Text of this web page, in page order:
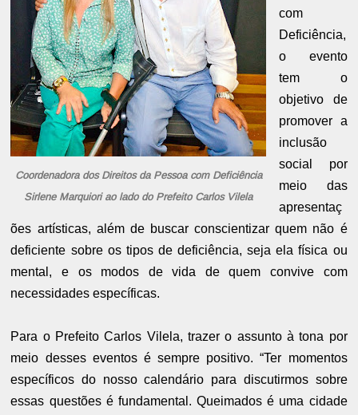
Coordenadora dos Direitos da Pessoa com Deficiência
Sirlene Marquiori ao lado do Prefeito Carlos Vilela
com
Deficiência,
o evento
tem o
objetivo de
promover a
inclusão
social por
meio das
apresentaç
ões artísticas, além de buscar conscientizar quem não é
deficiente sobre os tipos de deficiência, seja ela física ou
mental, e os modos de vida de quem convive com
necessidades específicas.
Para o Prefeito Carlos Vilela, trazer o assunto à tona por
meio desses eventos é sempre positivo. “Ter momentos
específicos do nosso calendário para discutirmos sobre
essas questões é fundamental. Queimados é uma cidade